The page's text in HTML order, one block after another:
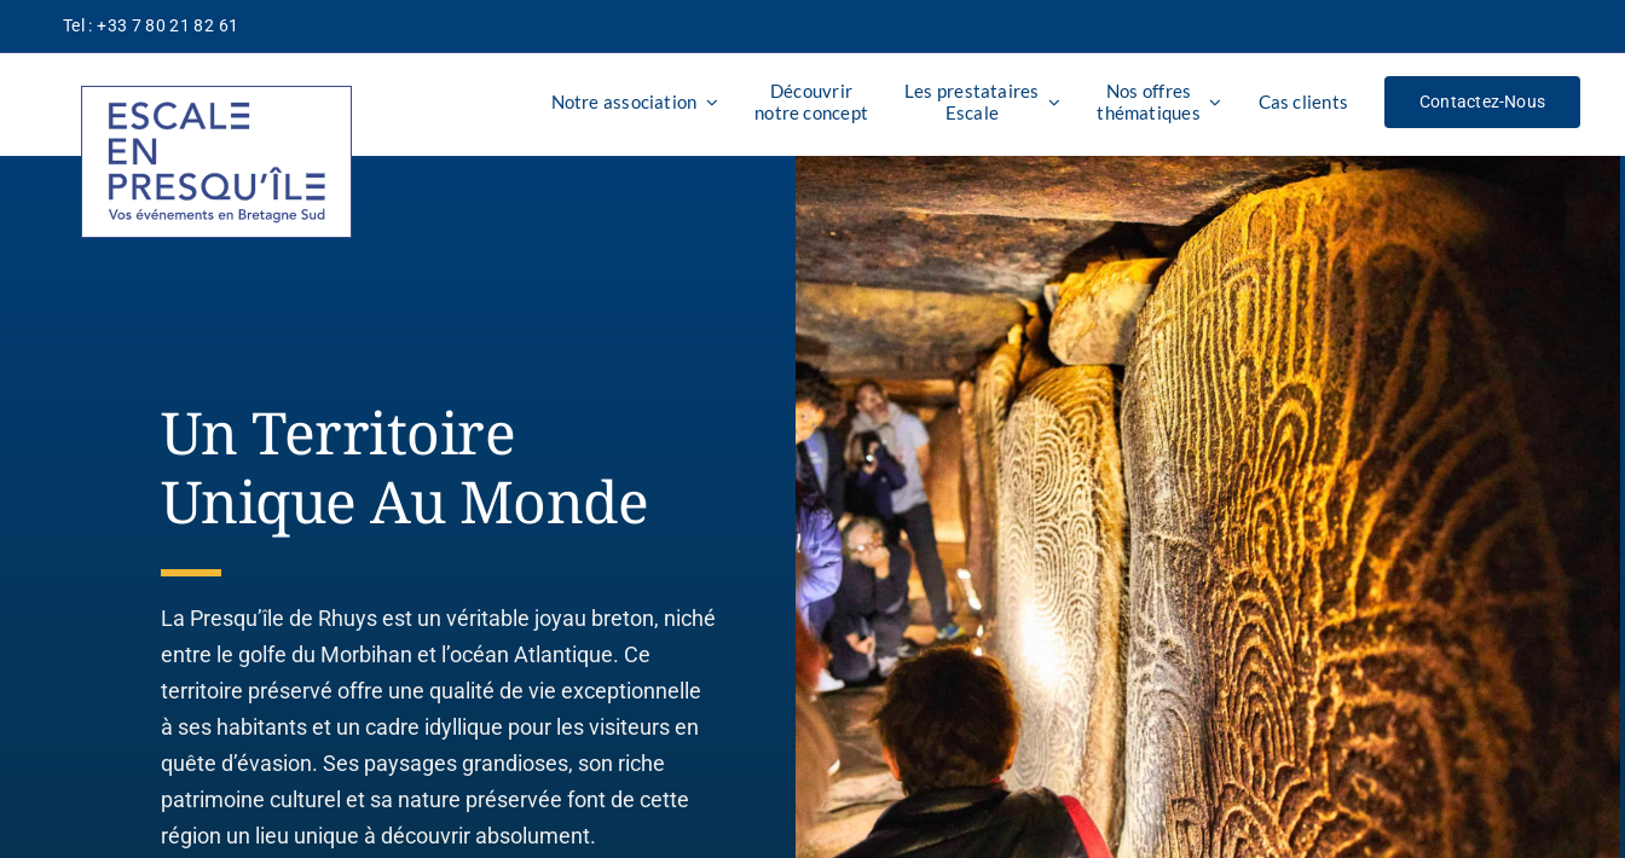
Passer
au
Tel : +33 7 80 21 82 61
Notre association
Découvrir
notre concept
Les prestataires
Escale
Nos offres
thématiques
Cas clients Contactez-Nous
Un Territoire
Unique Au Monde
La Presqu’île de Rhuys est un véritable joyau breton, niché
entre le golfe du Morbihan et l’océan Atlantique. Ce
territoire préservé offre une qualité de vie exceptionnelle
à ses habitants et un cadre idyllique pour les visiteurs en
quête d’évasion. Ses paysages grandioses, son riche
patrimoine culturel et sa nature préservée font de cette
région un lieu unique à découvrir absolument.